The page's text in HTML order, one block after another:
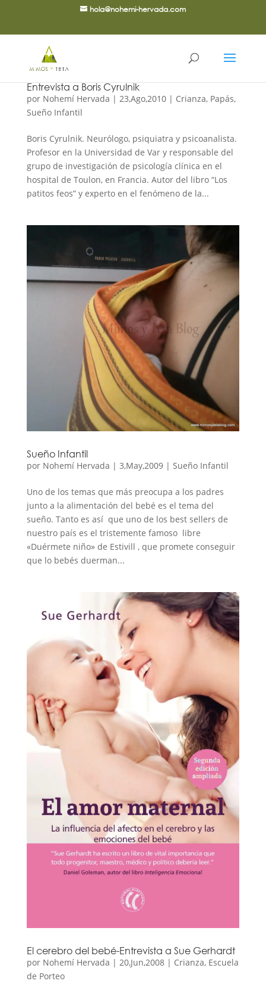
hola@nohemi-hervada.com
Entrevista a Boris Cyrulnik
por Nohemí Hervada | 23,Ago,2010| Crianza, Papás,
Sueño Infantil
Boris Cyrulnik. Neurólogo, psiquiatra y psicoanalista.
Profesor en la Universidad de Var y responsable del
grupo de investigación de psicología clínica en el
hospital de Toulon, en Francia. Autor del libro “Los
patitos feos” y experto en el fenómeno de la...
Sueño Infantil
por Nohemí Hervada | 3,May,2009| Sueño Infantil
Uno de los temas que más preocupa a los padres
junto a la alimentación del bebé es el tema del
sueño. Tanto es así que uno de los best sellers de
nuestro país es el tristemente famoso libre
«Duérmete niño» de Estivill , que promete conseguir
que lo bebés duerman...
El cerebro del bebé-Entrevista a Sue Gerhardt
por Nohemí Hervada | 20,Jun,2008| Crianza, Escuela
de Porteo